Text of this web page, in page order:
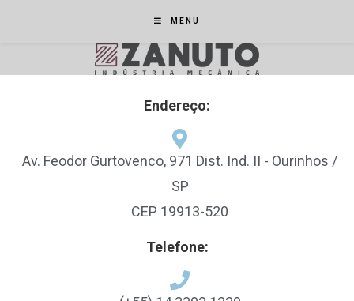
MENU
Endereço:
Av. Feodor Gurtovenco, 971 Dist. Ind. II - Ourinhos /
SP
CEP 19913-520
Telefone: